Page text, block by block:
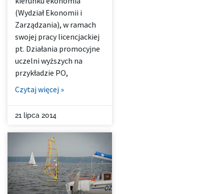
(Wydział Ekonomii i
Zarządzania), w ramach
swojej pracy licencjackiej
pt. Działania promocyjne
uczelni wyższych na
przykładzie PO,
Czytaj więcej »
21 lipca 2014